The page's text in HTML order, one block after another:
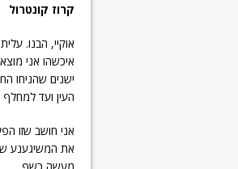
איכשהו אני
העין ועד
את המשיגענע
מעשה כשף.